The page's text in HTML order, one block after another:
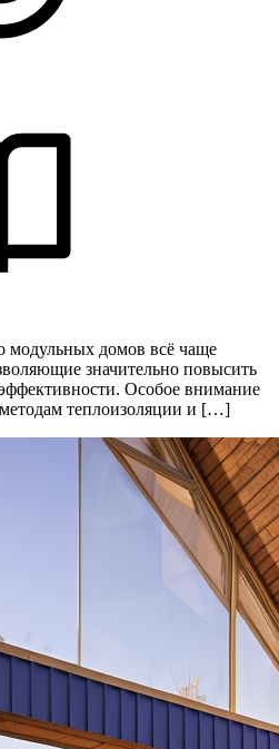
модульных домов всё чаще
значительно повысить
Особое внимание
теплоизоляции и […]